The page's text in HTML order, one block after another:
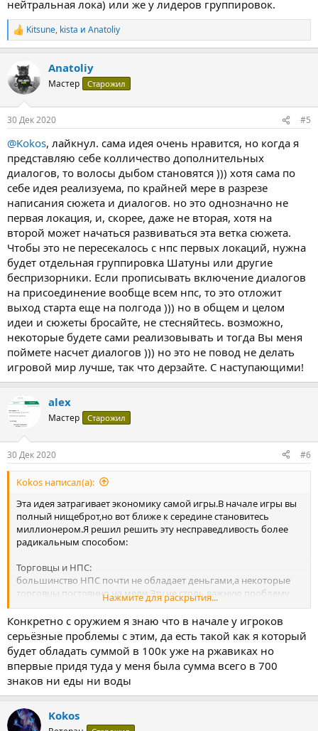
нейтральная лока) или же у лидеров группировок.
Р
е
ц
и
Kitsune, kista и Anatoliy
Anatoliy
Мастер Старожил
30 Дек 2020 #5
@Kokos, лайкнул. сама идея очень нравится, но когда я
представляю себе колличество дополнительных
диалогов, то волосы дыбом становятся ))) хотя сама по
себе идея реализуема, по крайней мере в разрезе
написания сюжета и диалогов. но это однозначно не
первая локация, и, скорее, даже не вторая, хотя на
второй может начаться развиваться эта ветка сюжета.
Чтобы это не пересекалось с нпс первых локаций, нужна
будет отдельная группировка Шатуны или другие
беспризорники. Если прописывать включение диалогов
на присоединение вообще всем нпс, то это отложит
выход старта еще на полгода ))) но в общем и целом
идеи и сюжеты бросайте, не стесняйтесь. возможно,
некоторые будете сами реализовывать и тогда Вы меня
поймете насчет диалогов ))) но это не повод не делать
игровой мир лучше, так что дерзайте. С наступающими!
alex
Мастер Старожил
30 Дек 2020 #6
Kokos написал(а):
Эта идея затрагивает экономику самой игры.В начале игры вы
полный нищеброт,но вот ближе к середине становитесь
миллионером.Я решил решить эту несправедливость более
радикальным способом:
Торговцы и НПС:
большинство НПС почти не обладает деньгами,а некоторые
торговцы постоянно на мели.Эту,не столь важную проблему
можно решить лишь увеличением количества злата наших
друзей:
*НПС - + 500-1000 знаков.
*Торговцы - +3000 - 5000 знаков.
Предметы:
Предметы в игре стоят копейки,что очень сильно влияет на
накопления таких сумм.В новой части игры эта
несправедливость только усиливается,в связи с выпадением
целого оружия из врагов.Мой способ решения этой проблемы:
Нажмите для раскрытия...
Конкретно с оружием я знаю что в начале у игроков
серьёзные проблемы с этим, да есть такой как я который
будет обладать суммой в 100к уже на ржавиках но
впервые придя туда у меня была сумма всего в 700
знаков ни еды ни воды
Kokos